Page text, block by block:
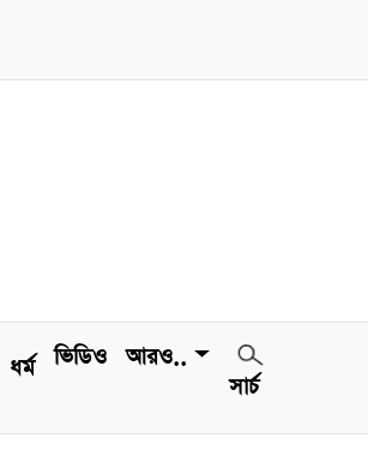
ধর্ম ভিডিও
আরও..
সার্চ